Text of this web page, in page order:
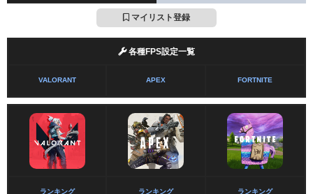
マイリスト登録
各種FPS設定一覧
VALORANT APEX FORTNITE
ランキング ランキング ランキング